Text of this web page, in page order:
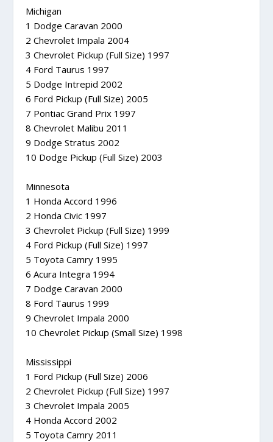
Michigan
1 Dodge Caravan 2000
2 Chevrolet Impala 2004
3 Chevrolet Pickup (Full Size) 1997
4 Ford Taurus 1997
5 Dodge Intrepid 2002
6 Ford Pickup (Full Size) 2005
7 Pontiac Grand Prix 1997
8 Chevrolet Malibu 2011
9 Dodge Stratus 2002
10 Dodge Pickup (Full Size) 2003
Minnesota
1 Honda Accord 1996
2 Honda Civic 1997
3 Chevrolet Pickup (Full Size) 1999
4 Ford Pickup (Full Size) 1997
5 Toyota Camry 1995
6 Acura Integra 1994
7 Dodge Caravan 2000
8 Ford Taurus 1999
9 Chevrolet Impala 2000
10 Chevrolet Pickup (Small Size) 1998
Mississippi
1 Ford Pickup (Full Size) 2006
2 Chevrolet Pickup (Full Size) 1997
3 Chevrolet Impala 2005
4 Honda Accord 2002
5 Toyota Camry 2011